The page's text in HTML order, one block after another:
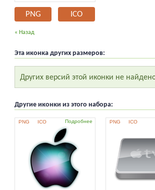
PNG ICO
« Назад
Эта иконка других размеров:
Других версий этой иконки не
Другие иконки из этого набора:
PNG ICO Подробнее PNG ICO